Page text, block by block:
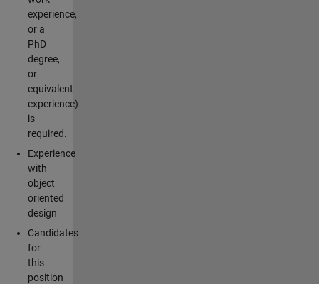
experience,
or a
PhD
degree,
or
equivalent
experience)
is
required.
Experience
with
object
oriented
design
Candidates
for
this
position